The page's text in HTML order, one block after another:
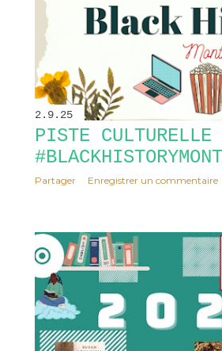
2.9.25
PISTE CULTURELLE
Partager Enregistrer un commentaire